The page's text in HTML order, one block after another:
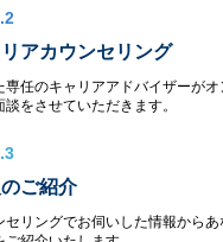
アカウンセリング
専任のキャリアアドバイザーが
談をさせていただきます。
ご紹介
セリングでお伺いした情報から